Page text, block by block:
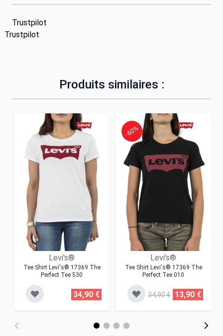
Trustpilot
Trustpilot
Produits similaires :
Levi's®
Tee Shirt Levi's® 17369 The
Perfect Tee 530
34,90 €
Levi's®
Tee Shirt Levi's® 17369 The
Perfect Tee 010
-60%
34,90 € 13,90 €